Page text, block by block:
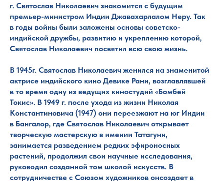
г. Святослав Николаевич знакомится с будущим
премьер-министром Индии Джавахарлалом Неру. Так
в годы войны были заложены основы советско-
индийской дружбы, развитию и укреплению которой,
Святослав Николаевич посвятил всю свою жизнь.
В 1945г. Святослав Николаевич женился на знаменитой
актрисе индийского кино Девике Рани, возглавлявшей
в то время одну из ведущих киностудий «Бомбей
Токис». В 1949 г. после ухода из жизни Николая
Константиновича (1947) они переезжают на юг Индии
в Бангалор, где Святослав Николаевич открывает
творческую мастерскую в имении Татагуни,
занимается разведением редких эфироносных
растений, продолжил свои научные исследования,
руководил созданной том школой искусств. В
сотрудничестве с Союзом художников онсоздает в